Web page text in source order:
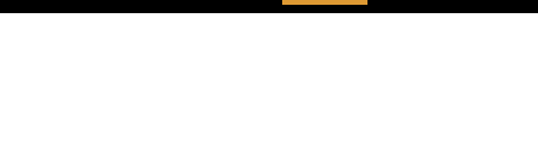
Zhurnal.mk është Agjenci e Lajmeve e pavarur, e themeluar në vitin